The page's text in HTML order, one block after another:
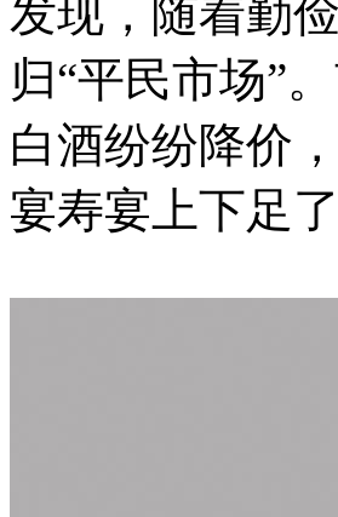
发现，随着勤
归“平民市场”
白酒纷纷降价
宴寿宴上下足了